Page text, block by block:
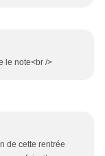
le note<br />
de cette rentrée